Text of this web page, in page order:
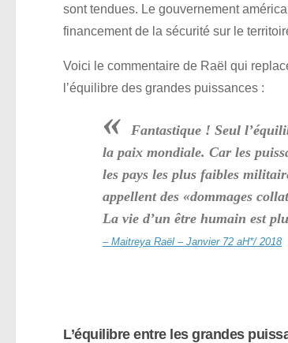
sont tendues. Le gouvernement
financement de la sécurité sur le
Voici le commentaire de Raël qui
l’équilibre des grandes puissances :
«
Fantastique ! Seul
la paix mondiale. Car les
les pays les plus faibles
appellent des «dommages
La vie d’un être humain est
– Maitreya Raël – Janvier 72 aH*/ 2018
L’équilibre entre les grandes